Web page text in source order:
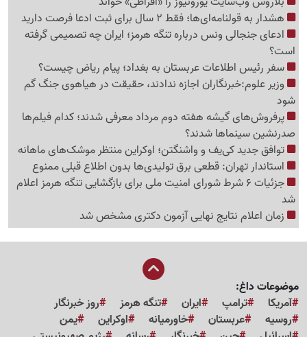
هشدار به قولنامه‌ای‌ها؛ فقط 2 سال برای ثبت ادعا فرصت دارید
ادعای جنجالی ونس درباره تنگه هرمز؛ ایران چه تصمیمی گرفته
است؟
سفر رئیس اطلاعات عربستان به بغداد؛ پیام ریاض چیست؟
وزیر علوم:خبرنگاران اجازه ندادند، حقیقت در هیاهوی جنگ گم
شود
پرفروش‌های گیشه هفته دوم مرداد معرفی شدند؛ کدام فیلم‌ها
صدرنشین سینماها شدند؟
توافق جدید کی‌یف و واشنگتن؛ اوکراین منتظر موشک‌های ماهانه
استاندار تهران: قطعی برق تولیدی‌ها بدون اطلاع قبلی ممنوع
جزئیات 6 شرط شورای امنیت ملی برای بازگشایی تنگه هرمز اعلام
شد
زمان اعلام نتایج نهایی آزمون دکتری مشخص شد
موضوعات داغ:
آمریکا
ترامپ ایران تنگه هرمز
روز خبرنگار
روسیه
عربستان خاورمیانه اوکراین
یمن